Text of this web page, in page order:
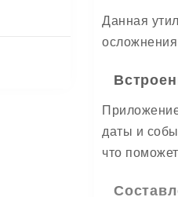
Данная
даты и
что